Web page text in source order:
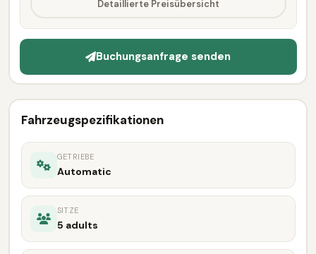
Detaillierte Preisübersicht
Buchungsanfrage senden
Fahrzeugspezifikationen
GETRIEBE
Automatic
SITZE
5 adults